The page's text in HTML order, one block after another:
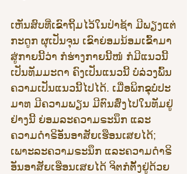
ເຫັນສົບທີ່ເຂົາຖິ້ມໄວ້ໃນປ່າຊ້າ ມີພຽງແຕ່
ກະດູກ ຜຸເປັນຈຸນ ເຂົາຍ່ອມນ້ອມເຂົ້າມາ
ສູ່ກາຍນີ້ວ່າ ກໍຮ່າງກາຍນີ້ໜໍ ກໍມີແນວນີ້
ເປັນທັມມະດາ ຄົງເປັນແນວນີ້ ບໍ່ລ່ວງພົ້ນ
ຄວາມເປັນແນວນີ້ໄປໄດ້. ເມື່ອພິກຂຸບໍ່ປະ
ມາທ ມີຄວາມພຽນ ມີຕົນສົ່ງໄປໃນທັມຢູ່
ຢ່າງນີ້ ຍ່ອມລະຄວາມຣະນຶກ ແລະ
ຄວາມດຳຣິອັນອາສັຍເຮືອນເສຍໄດ້;
ເພາະລະຄວາມຣະນຶກ ແລະຄວາມດຳຣິ
ອັນອາສັຍເຮືອນເສຍໄດ້ ຈິຕກໍຕັ້ງຢູ່ດ້ວຍ